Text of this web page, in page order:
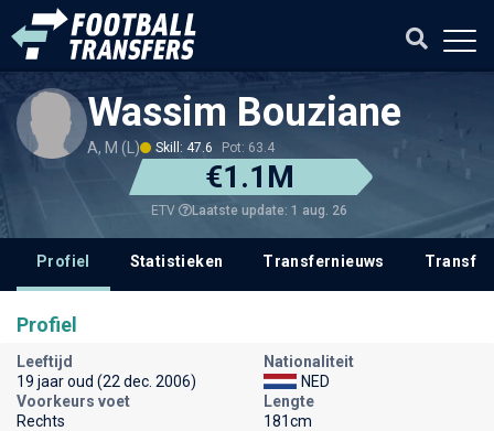
Wassim Bouziane
A, M (L) Skill: 47.6 Pot: 63.4
€1.1M
ETV Laatste update: 1 aug. 26
Profiel Statistieken Transfernieuws
Profiel
Leeftijd
19 jaar oud (22 dec. 2006)
Nationaliteit
NED
Voorkeurs voet
Rechts
Lengte
181cm